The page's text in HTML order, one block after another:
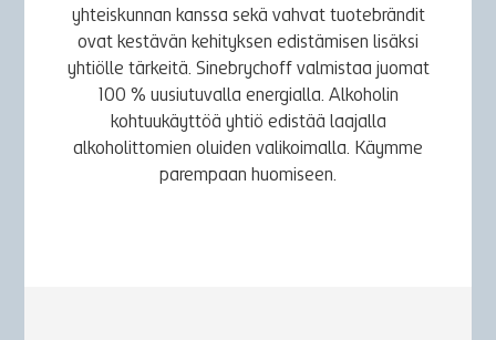
yhteiskunnan kanssa sekä vahvat tuotebrändit
ovat kestävän kehityksen edistämisen lisäksi
yhtiölle tärkeitä. Sinebrychoff valmistaa juomat
100 % uusiutuvalla energialla. Alkoholin
kohtuukäyttöä yhtiö edistää laajalla
alkoholittomien oluiden valikoimalla. Käymme
parempaan huomiseen.